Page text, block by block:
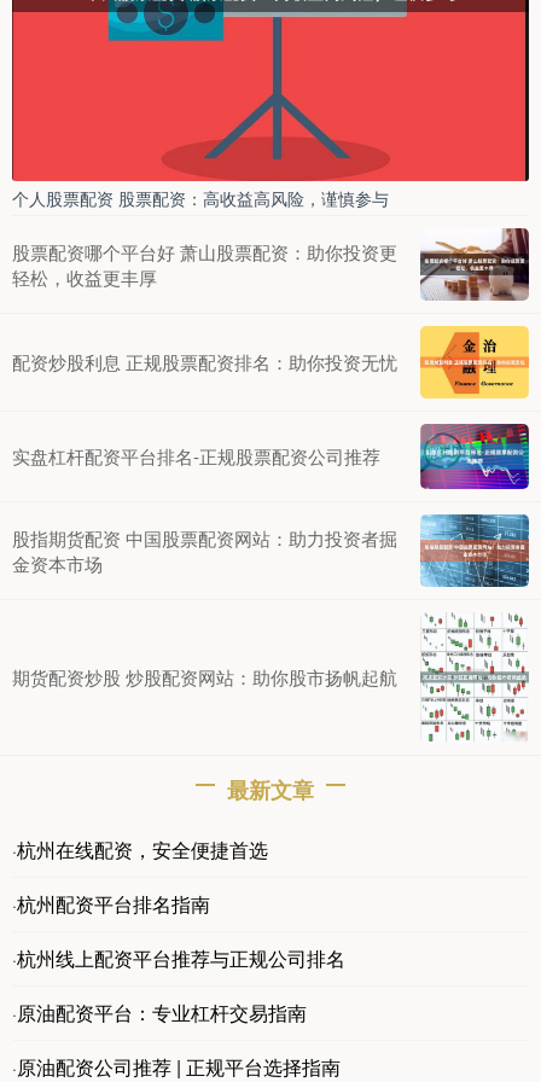
个人股票配资 股票配资：高收益高风险，谨慎参与
股票配资哪个平台好 萧山股票配资：助你投资更
轻松，收益更丰厚
配资炒股利息 正规股票配资排名：助你投资无忧
实盘杠杆配资平台排名-正规股票配资公司推荐
股指期货配资 中国股票配资网站：助力投资者掘
金资本市场
期货配资炒股 炒股配资网站：助你股市扬帆起航
最新文章
·杭州在线配资，安全便捷首选
·杭州配资平台排名指南
·杭州线上配资平台推荐与正规公司排名
·原油配资平台：专业杠杆交易指南
·原油配资公司推荐 | 正规平台选择指南